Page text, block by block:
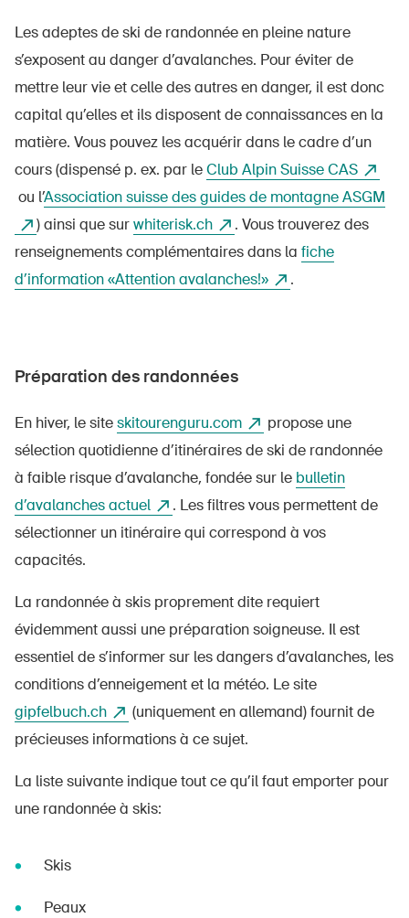
Les adeptes de ski de randonnée en pleine nature
s’exposent au danger d’avalanches. Pour éviter de
mettre leur vie et celle des autres en danger, il est donc
capital qu’elles et ils disposent de connaissances en la
matière. Vous pouvez les acquérir dans le cadre d’un
cours (dispensé p. ex. par leClub Alpin Suisse CAS
ou l’Association suisse des guides de montagne ASGM
) ainsi que surwhiterisk.ch
. Vous trouverez des
renseignements complémentaires dans la fiche
d’information «Attention avalanches!»
.
Préparation des randonnées
En hiver, le siteskitourenguru.com
propose une
sélection quotidienne d’itinéraires de ski de randonnée
à faible risque d’avalanche, fondée sur le bulletin
d’avalanches actuel
. Les filtres vous permettent de
sélectionner un itinéraire qui correspond à vos
capacités.
La randonnée à skis proprement dite requiert
évidemment aussi une préparation soigneuse. Il est
essentiel de s’informer sur les dangers d’avalanches, les
conditions d’enneigement et la météo. Le site
gipfelbuch.ch
(uniquement en allemand) fournit de
précieuses informations à ce sujet.
La liste suivante indique tout ce qu’il faut emporter pour
une randonnée à skis:
Skis
Peaux